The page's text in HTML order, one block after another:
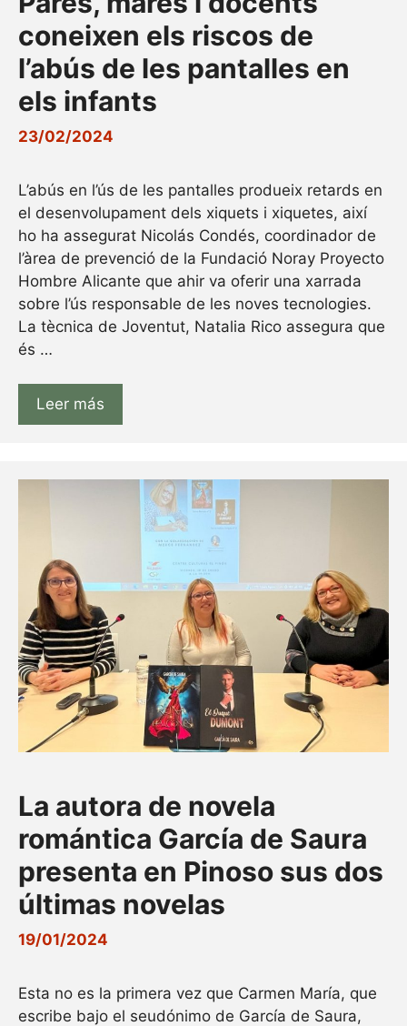
coneixen els riscos de
l’abús de les pantalles en
els infants
23/02/2024
L’abús en l’ús de les pantalles produeix retards en
el desenvolupament dels xiquets i xiquetes, així
ho ha assegurat Nicolás Condés, coordinador de
l’àrea de prevenció de la Fundació Noray Proyecto
Hombre Alicante que ahir va oferir una xarrada
sobre l’ús responsable de les noves tecnologies.
La tècnica de Joventut, Natalia Rico assegura que
és …
Leer más
La autora de novela
romántica García de Saura
presenta en Pinoso sus dos
últimas novelas
19/01/2024
Esta no es la primera vez que Carmen María, que
escribe bajo el seudónimo de García de Saura,